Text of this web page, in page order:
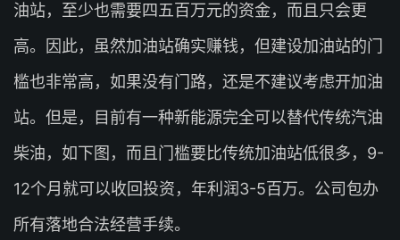
油站，至少也需要四五百万元的资金，而且只会更
高。因此，虽然加油站确实赚钱，但建设加油站的门
槛也非常高，如果没有门路，还是不建议考虑开加油
站。但是，目前有一种新能源完全可以替代传统汽油
柴油，如下图，而且门槛要比传统加油站低很多，9-
12个月就可以收回投资，年利润3-5百万。公司包办
所有落地合法经营手续。